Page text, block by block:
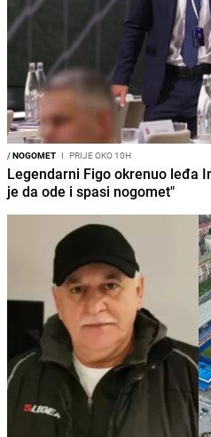
/NOGOMET I PRIJE OKO 10H
Legendarni Figo okrenuo leđa
je da ode i spasi nogomet"